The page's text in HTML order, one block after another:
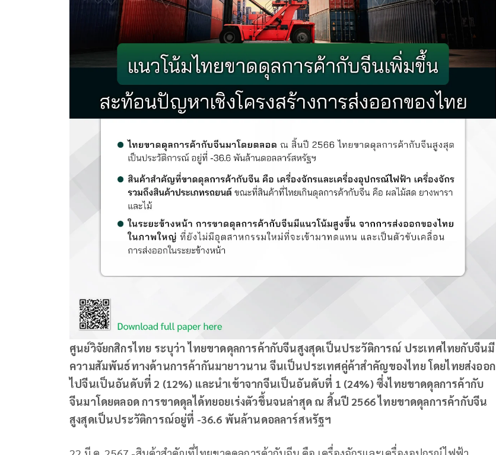
ศูนย์วิจัยกสิกรไทย ระบุว่า ไทยขาดดุลการค้ากับจีนสูงสุดเป็นประวัติการณ์ ประเทศไทยกับจีนมี
ความสัมพันธ์ทางด้านการค้ากันมายาวนาน จีนเป็นประเทศคู่ค้าสำคัญของไทย โดยไทยส่งออก
ไปจีนเป็นอันดับที่ 2 (12%) และนำเข้าจากจีนเป็นอันดับที่ 1 (24%) ซึ่งไทยขาดดุลการค้ากับ
จีนมาโดยตลอด การขาดดุลได้ทยอยเร่งตัวขึ้นจนล่าสุด ณ สิ้นปี 2566 ไทยขาดดุลการค้ากับจีน
สูงสุดเป็นประวัติการณ์อยู่ที่ -36.6 พันล้านดอลลาร์สหรัฐฯ